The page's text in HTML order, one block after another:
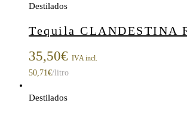
Destilados
Tequila CLANDESTINA
35,50€ IVA incl.
50,71 €/litro
Destilados